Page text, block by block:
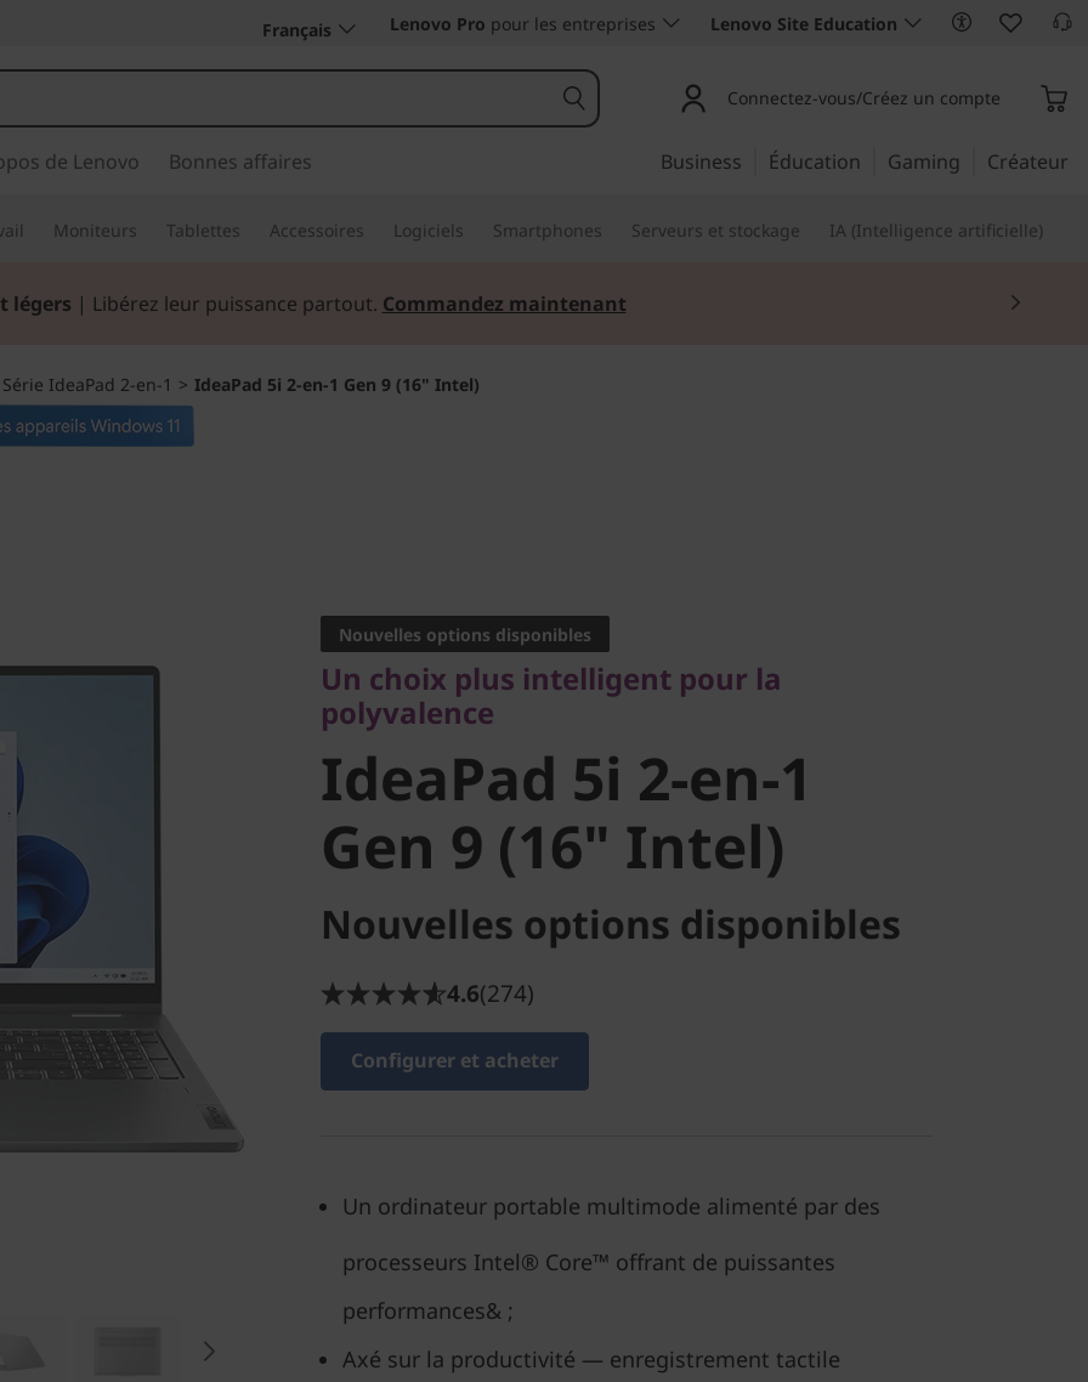
Français Lenovo Pro pour les entreprises Lenovo Site Education
Connectez-vous/Créez un compte
de Lenovo Bonnes affaires Business Éducation Gaming Créateur
Moniteurs Tablettes Accessoires Logiciels Smartphones Serveurs et stockage IA (Intelligence artificielle)
légers | Libérez leur puissance partout. Commandez maintenant
Série IdeaPad 2-en-1 > IdeaPad 5i 2-en-1 Gen 9 (16" Intel)
polyvalence
IdeaPad 5i 2-en-1
Gen 9 (16" Intel)
Nouvelles options disponibles
Un choix plus intelligent pour la
polyvalence
IdeaPad 5i 2-en-1
Gen 9 (16" Intel)
Nouvelles options disponibles
4.6(274)
Configurer et acheter
Un ordinateur portable multimode alimenté par des
processeurs Intel® Core™ offrant de puissantes
performances& ;
Axé sur la productivité — enregistrement tactile